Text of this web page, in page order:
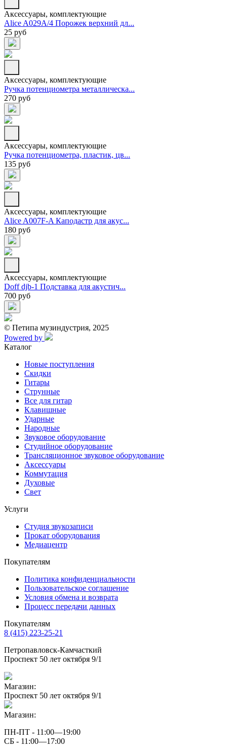
Аксессуары, комплектующие
Alice A029A/4 Порожек верхний дл...
25 руб
Аксессуары, комплектующие
Ручка потенциометра металлическа...
270 руб
Аксессуары, комплектующие
Ручка потенциометра, пластик, цв...
135 руб
Аксессуары, комплектующие
Alice A007F-A Каподастр для акус...
180 руб
Аксессуары, комплектующие
Doff djb-1 Подставка для акустич...
700 руб
© Петипа музиндустрия, 2025
Powered by
Каталог
Новые поступления
Скидки
Гитары
Струнные
Все для гитар
Клавишные
Ударные
Народные
Звуковое оборудование
Студийное оборудование
Трансляционное звуковое оборудование
Аксессуары
Коммутация
Духовые
Свет
Услуги
Студия звукозаписи
Прокат оборудования
Медиацентр
Покупателям
Политика конфиденциальности
Пользовательское соглашение
Условия обмена и возврата
Процесс передачи данных
Покупателям
8 (415) 223-25-21
Петропавловск-Камчасткий
Проспект 50 лет октября 9/1
Магазин:
Проспект 50 лет октября 9/1
Магазин:
ПН-ПТ - 11:00—19:00
СБ - 11:00—17:00